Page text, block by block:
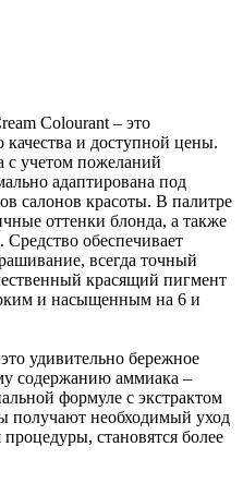
Colourant – это
качества и доступной цены.
с учетом пожеланий
адаптирована под
салонов красоты. В палитре
оттенки блонда, а также
обеспечивает
всегда точный
красящий пигмент
и насыщенным на 6 и
удивительно бережное
содержанию аммиака –
формуле с экстрактом
получают необходимый уход
становятся более